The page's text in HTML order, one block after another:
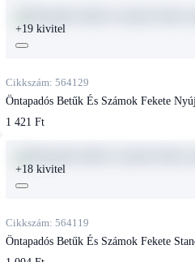
+19 kivitel
Cikkszám: 564129
Öntapadós Betűk És Számok Fekete
1 421 Ft
+18 kivitel
Cikkszám: 564119
Öntapadós Betűk És Számok Fekete